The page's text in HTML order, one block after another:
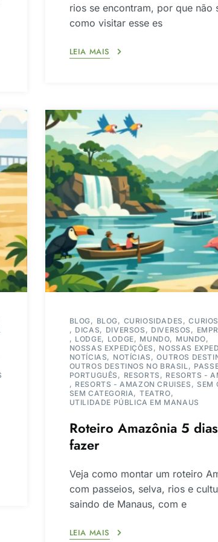
rios se encontram, por que não
como visitar esse es
LEIA MAIS
BLOG BLOG CURIOSIDADES
DICAS
DIVERSOS DIVERSOS
LODGE
LODGE MUNDO
MUNDO
NOSSAS EXPEDIÇÕES
NOSSAS
NOTÍCIAS
NOTÍCIAS
OUTROS
OUTROS DESTINOS NO BRASIL
PORTUGUÊS
RESORTS
RESORTS -
RESORTS - AMAZON CRUISES
SEM
SEM CATEGORIA
TEATRO
UTILIDADE PÚBLICA EM MANAUS
Roteiro Amazônia 5
fazer
Veja como montar um roteiro
com passeios, selva, rios e
saindo de Manaus, com e
LEIA MAIS